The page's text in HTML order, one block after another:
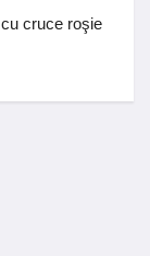
cruce roşie